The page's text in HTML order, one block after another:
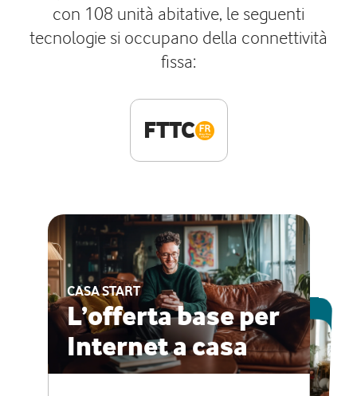
con 108 unità abitative, le seguenti
tecnologie si occupano della connettività
fissa:
FTTC
CASA START
L’offerta base per
Internet a casa
ESCLUSIVA ONLINE
CASA PRO